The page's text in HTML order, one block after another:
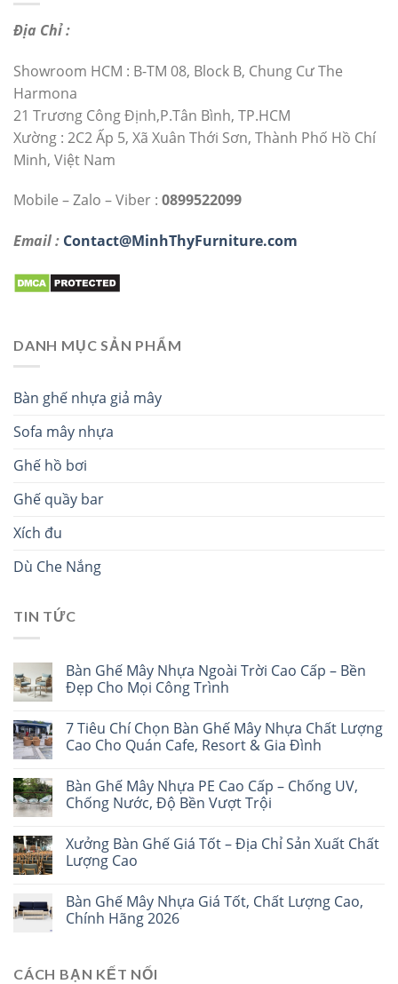
Địa Chỉ :
Showroom HCM : B-TM 08, Block B, Chung Cư The
Harmona
21 Trương Công Định,P.Tân Bình, TP.HCM
Xường : 2C2 Ấp 5, Xã Xuân Thới Sơn, Thành Phố Hồ Chí
Minh, Việt Nam
Mobile – Zalo – Viber : 0899522099
Email : Contact@MinhThyFurniture.com
DANH MỤC SẢN PHẨM
Bàn ghế nhựa giả mây
Sofa mây nhựa
Ghế hồ bơi
Ghế quầy bar
Xích đu
Dù Che Nắng
TIN TỨC
Bàn Ghế Mây Nhựa Ngoài Trời Cao Cấp – Bền
Đẹp Cho Mọi Công Trình
7 Tiêu Chí Chọn Bàn Ghế Mây Nhựa Chất Lượng
Cao Cho Quán Cafe, Resort & Gia Đình
Bàn Ghế Mây Nhựa PE Cao Cấp – Chống UV,
Chống Nước, Độ Bền Vượt Trội
Xưởng Bàn Ghế Giá Tốt – Địa Chỉ Sản Xuất Chất
Lượng Cao
Bàn Ghế Mây Nhựa Giá Tốt, Chất Lượng Cao,
Chính Hãng 2026
CÁCH BẠN KẾT NỐI